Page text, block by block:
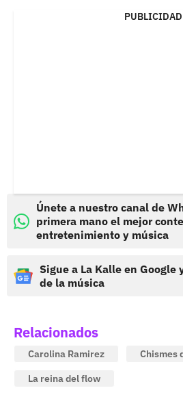
PUBLICIDAD
Únete a nuestro canal de
primera mano el mejor
entretenimiento y música
Sigue a La Kalle en
de la música
Relacionados
Carolina Ramirez
Chismes
La reina del flow